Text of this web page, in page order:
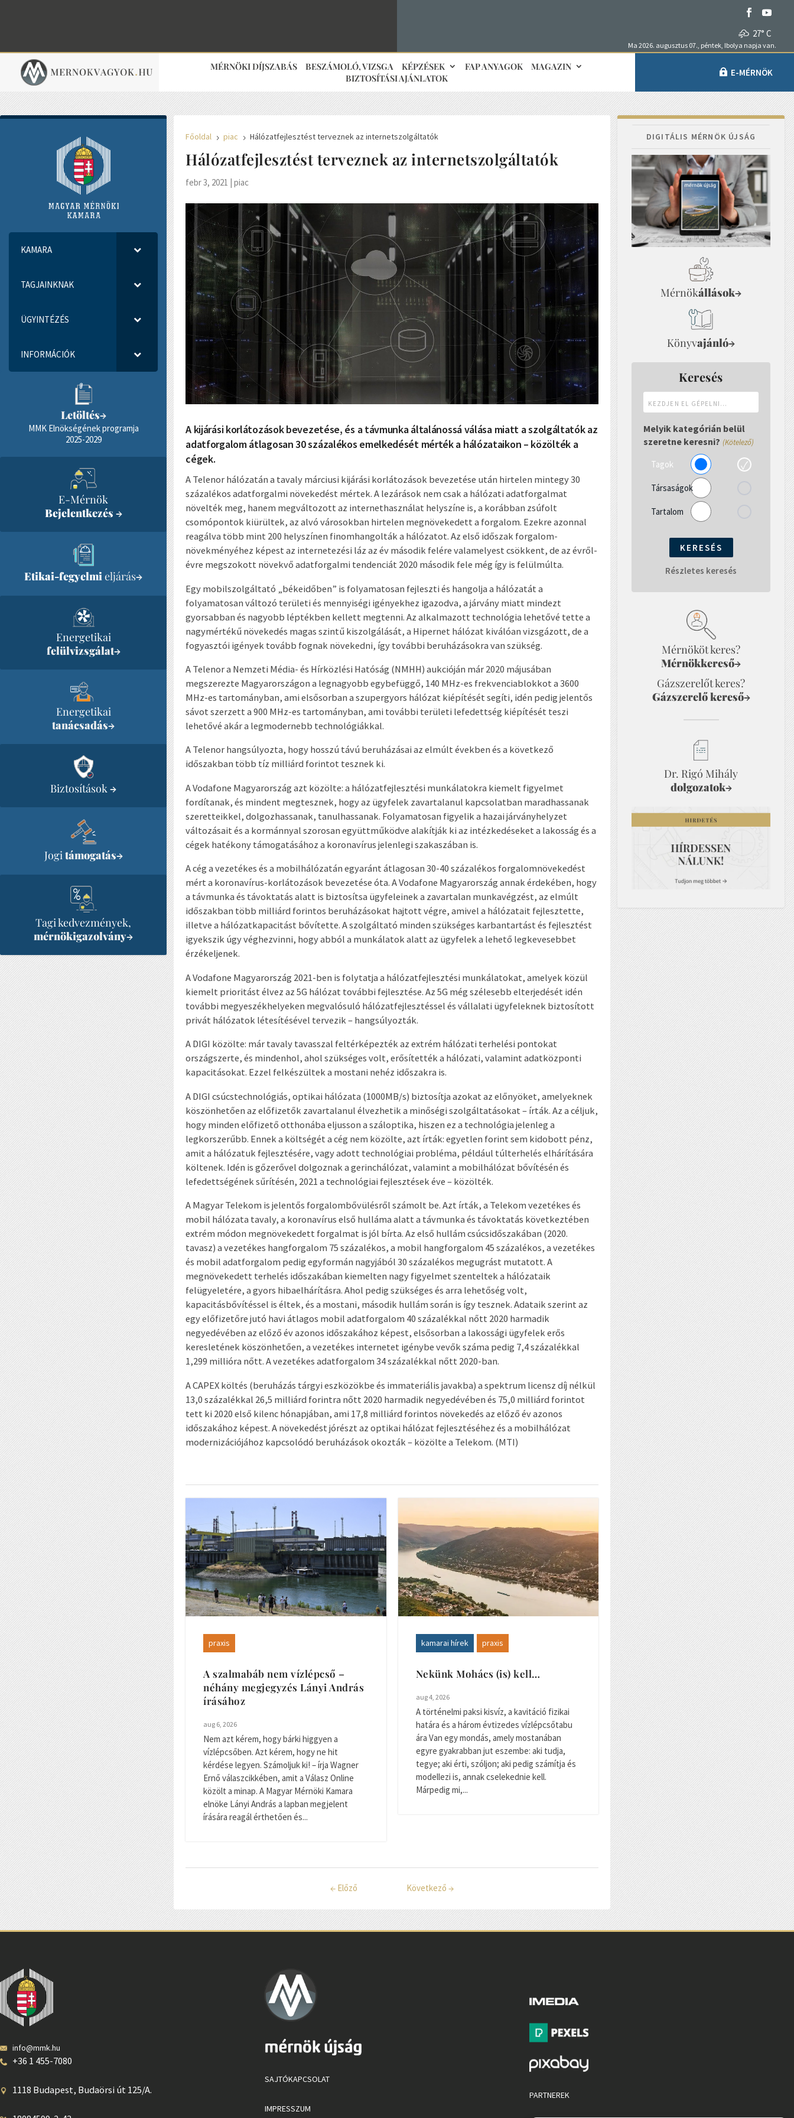
27° C
Ma 2026. augusztus 07., péntek, Ibolya napja van.
MÉRNÖKI DÍJSZABÁS BESZÁMOLÓ, VIZSGA KÉPZÉSEK FAP ANYAGOK
MAGAZIN
BIZTOSÍTÁSI AJÁNLATOK
E-MÉRNÖK
KAMARA
TAGJAINKNAK
ÜGYINTÉZÉS
INFORMÁCIÓK
Letöltés→
MMK Elnökségének programja
2025-2029
E-Mérnök
Bejelentkezés →
Etikai-fegyelmieljárás→
Energetikai
felülvizsgálat→
Energetikai
tanácsadás→
Biztosítások→
Jogitámogatás→
Tagi kedvezmények,
mérnökigazolvány→
Főoldal 5 piac 5 Hálózatfejlesztést terveznek az internetszolgáltatók
Hálózatfejlesztést terveznek az internetszolgáltatók
febr 3, 2021 |piac
A kijárási korlátozások bevezetése, és a távmunka általánossá válása miatt a szolgáltatók az
adatforgalom átlagosan 30 százalékos emelkedését mérték a hálózataikon – közölték a
cégek.
A Telenor hálózatán a tavaly márciusi kijárási korlátozások bevezetése után hirtelen mintegy 30
százalékos adatforgalmi növekedést mértek. A lezárások nem csak a hálózati adatforgalmat
növelték meg, hanem megváltozott az internethasználat helyszíne is, a korábban zsúfolt
csomópontok kiürültek, az alvó városokban hirtelen megnövekedett a forgalom. Ezekre azonnal
reagálva több mint 200 helyszínen finomhangolták a hálózatot. Az első időszak forgalom-
növekményéhez képest az internetezési láz az év második felére valamelyest csökkent, de az évről-
évre megszokott növekvő adatforgalmi tendenciát 2020 második fele még így is felülmúlta.
Egy mobilszolgáltató „békeidőben” is folyamatosan fejleszti és hangolja a hálózatát a
folyamatosan változó területi és mennyiségi igényekhez igazodva, a járvány miatt mindezt
gyorsabban és nagyobb léptékben kellett megtenni. Az alkalmazott technológia lehetővé tette a
nagymértékű növekedés magas szintű kiszolgálását, a Hipernet hálózat kiválóan vizsgázott, de a
fogyasztói igények tovább fognak növekedni, így további beruházásokra van szükség.
A Telenor a Nemzeti Média- és Hírközlési Hatóság (NMHH) aukcióján már 2020 májusában
megszerezte Magyarországon a legnagyobb egybefüggő, 140 MHz-es frekvenciablokkot a 3600
MHz-es tartományban, ami elsősorban a szupergyors hálózat kiépítését segíti, idén pedig jelentős
sávot szerzett a 900 MHz-es tartományban, ami további területi lefedettség kiépítését teszi
lehetővé akár a legmodernebb technológiákkal.
A Telenor hangsúlyozta, hogy hosszú távú beruházásai az elmúlt években és a következő
időszakban több tíz milliárd forintot tesznek ki.
A Vodafone Magyarország azt közölte: a hálózatfejlesztési munkálatokra kiemelt figyelmet
fordítanak, és mindent megtesznek, hogy az ügyfelek zavartalanul kapcsolatban maradhassanak
szeretteikkel, dolgozhassanak, tanulhassanak. Folyamatosan figyelik a hazai járványhelyzet
változásait és a kormánnyal szorosan együttműködve alakítják ki az intézkedéseket a lakosság és a
cégek hatékony támogatásához a koronavírus jelenlegi szakaszában is.
A cég a vezetékes és a mobilhálózatán egyaránt átlagosan 30-40 százalékos forgalomnövekedést
mért a koronavírus-korlátozások bevezetése óta. A Vodafone Magyarország annak érdekében, hogy
a távmunka és távoktatás alatt is biztosítsa ügyfeleinek a zavartalan munkavégzést, az elmúlt
időszakban több milliárd forintos beruházásokat hajtott végre, amivel a hálózatait fejlesztette,
illetve a hálózatkapacitást bővítette. A szolgáltató minden szükséges karbantartást és fejlesztést
igyekszik úgy véghezvinni, hogy abból a munkálatok alatt az ügyfelek a lehető legkevesebbet
érzékeljenek.
A Vodafone Magyarország 2021-ben is folytatja a hálózatfejlesztési munkálatokat, amelyek közül
kiemelt prioritást élvez az 5G hálózat további fejlesztése. Az 5G még szélesebb elterjedését idén
további megyeszékhelyeken megvalósuló hálózatfejlesztéssel és vállalati ügyfeleknek biztosított
privát hálózatok létesítésével tervezik – hangsúlyozták.
A DIGI közölte: már tavaly tavasszal feltérképezték az extrém hálózati terhelési pontokat
országszerte, és mindenhol, ahol szükséges volt, erősítették a hálózati, valamint adatközponti
kapacitásokat. Ezzel felkészültek a mostani nehéz időszakra is.
A DIGI csúcstechnológiás, optikai hálózata (1000MB/s) biztosítja azokat az előnyöket, amelyeknek
köszönhetően az előfizetők zavartalanul élvezhetik a minőségi szolgáltatásokat – írták. Az a céljuk,
hogy minden előfizető otthonába eljusson a száloptika, hiszen ez a technológia jelenleg a
legkorszerűbb. Ennek a költségét a cég nem közölte, azt írták: egyetlen forint sem kidobott pénz,
amit a hálózatuk fejlesztésére, vagy adott technológiai probléma, például túlterhelés elhárítására
költenek. Idén is gőzerővel dolgoznak a gerinchálózat, valamint a mobilhálózat bővítésén és
lefedettségének sűrítésén, 2021 a technológiai fejlesztések éve – közölték.
A Magyar Telekom is jelentős forgalombővülésről számolt be. Azt írták, a Telekom vezetékes és
mobil hálózata tavaly, a koronavírus első hulláma alatt a távmunka és távoktatás következtében
extrém módon megnövekedett forgalmat is jól bírta. Az első hullám csúcsidőszakában (2020.
tavasz) a vezetékes hangforgalom 75 százalékos, a mobil hangforgalom 45 százalékos, a vezetékes
és mobil adatforgalom pedig egyformán nagyjából 30 százalékos megugrást mutatott. A
megnövekedett terhelés időszakában kiemelten nagy figyelmet szenteltek a hálózataik
felügyeletére, a gyors hibaelhárításra. Ahol pedig szükséges és arra lehetőség volt,
kapacitásbővítéssel is éltek, és a mostani, második hullám során is így tesznek. Adataik szerint az
egy előfizetőre jutó havi átlagos mobil adatforgalom 40 százalékkal nőtt 2020 harmadik
negyedévében az előző év azonos időszakához képest, elsősorban a lakossági ügyfelek erős
keresletének köszönhetően, a vezetékes internetet igénybe vevők száma pedig 7,4 százalékkal
1,299 millióra nőtt. A vezetékes adatforgalom 34 százalékkal nőtt 2020-ban.
A CAPEX költés (beruházás tárgyi eszközökbe és immateriális javakba) a spektrum licensz díj nélkül
13,0 százalékkal 26,5 milliárd forintra nőtt 2020 harmadik negyedévében és 75,0 milliárd forintot
tett ki 2020 első kilenc hónapjában, ami 17,8 milliárd forintos növekedés az előző év azonos
időszakához képest. A növekedést jórészt az optikai hálózat fejlesztéséhez és a mobilhálózat
modernizációjához kapcsolódó beruházások okozták – közölte a Telekom. (MTI)
praxis
A szalmabáb nem vízlépcső –
néhány megjegyzés Lányi András
írásához
aug 6, 2026
Nem azt kérem, hogy bárki higgyen a
vízlépcsőben. Azt kérem, hogy ne hit
kérdése legyen. Számoljuk ki! – írja Wagner
Ernő válaszcikkében, amit a Válasz Online
közölt a minap. A Magyar Mérnöki Kamara
elnöke Lányi András a lapban megjelent
írására reagál érthetően és...
kamarai hírek praxis
Nekünk Mohács (is) kell…
aug 4, 2026
A történelmi paksi kisvíz, a kavitáció fizikai
határa és a három évtizedes vízlépcsőtabu
ára Van egy mondás, amely mostanában
egyre gyakrabban jut eszembe: aki tudja,
tegye; aki érti, szóljon; aki pedig számítja és
modellezi is, annak cselekednie kell.
Márpedig mi,...
← Előző Következő →
DIGITÁLIS MÉRNÖK ÚJSÁG
Mérnökállások→
Könyvajánló→
Keresés
el
gépelni...
Melyik kategórián belül
szeretne keresni? (Kötelező)
Tagok
Társaságok
Tartalom
Részletes keresés
Mérnököt keres?
Mérnökkereső→
Gázszerelőt keres?
Gázszerelő kereső→
Dr. Rigó Mihály
dolgozatok→
info@mmk.hu
+36 1 455-7080
1118 Budapest, Budaörsi út 125/A.
SAJTÓKAPCSOLAT
IMPRESSZUM
PARTNEREK